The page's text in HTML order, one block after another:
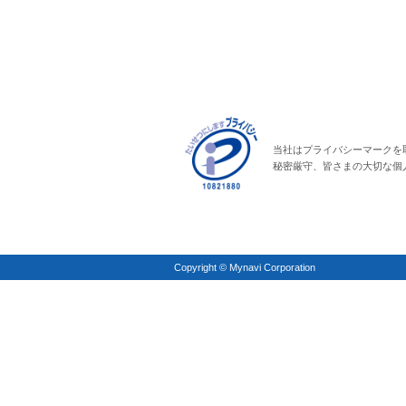
当社はプライバシーマークを
秘密厳守、皆さまの大切な個
Copyright © Mynavi Corporation